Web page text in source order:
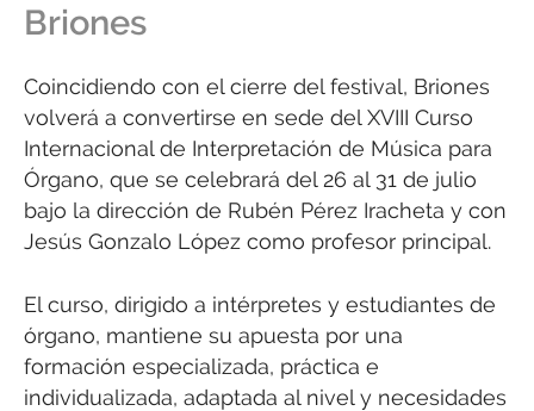
Briones
Coincidiendo con el cierre del festival, Briones
volverá a convertirse en sede del XVIII Curso
Internacional de Interpretación de Música para
Órgano, que se celebrará del 26 al 31 de julio
bajo la dirección de Rubén Pérez Iracheta y con
Jesús Gonzalo López como profesor principal.
El curso, dirigido a intérpretes y estudiantes de
órgano, mantiene su apuesta por una
formación especializada, práctica e
individualizada, adaptada al nivel y necesidades